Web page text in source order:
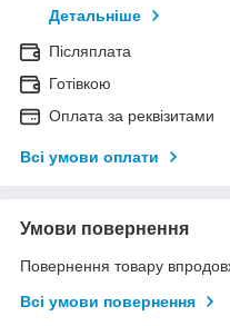
Детальніше
Післяплата
Готівкою
Оплата за реквізитами
Всі умови оплати
Умови повернення
Повернення товару
Всі умови повернення